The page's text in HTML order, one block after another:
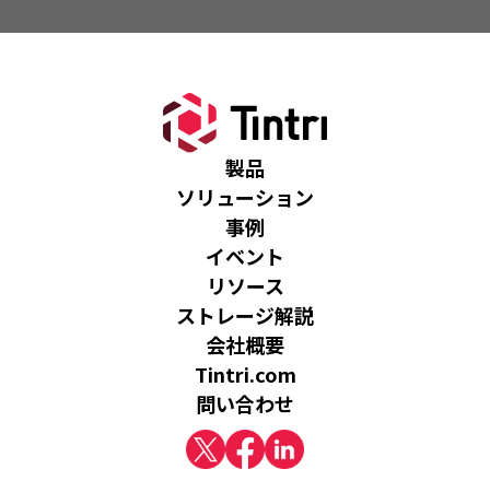
製品
ソリューション
事例
イベント
リソース
ストレージ解説
会社概要
Tintri.com
問い合わせ